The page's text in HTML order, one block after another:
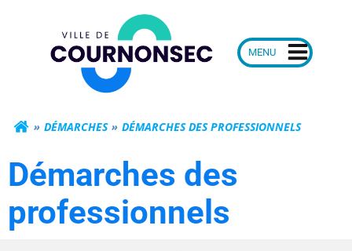
Mairie de
DÉMARCHES DÉMARCHES DES PROFESSIONNELS
Démarches des
professionnels